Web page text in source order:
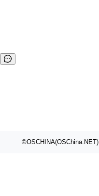
©OSCHINA(OSChina.NET)